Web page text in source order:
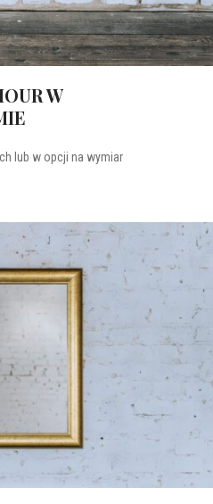
W
lub w opcji na wymiar